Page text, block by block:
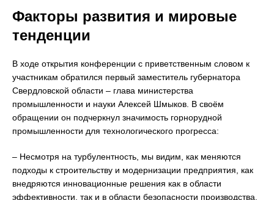
Факторы развития и мировые
тенденции
В ходе открытия конференции с приветственным словом к
участникам обратился первый заместитель губернатора
Свердловской области – глава министерства
промышленности и науки Алексей Шмыков. В своём
обращении он подчеркнул значимость горнорудной
промышленности для технологического прогресса:
– Несмотря на турбулентность, мы видим, как меняются
подходы к строительству и модернизации предприятия, как
внедряются инновационные решения как в области
эффективности, так и в области безопасности производства.